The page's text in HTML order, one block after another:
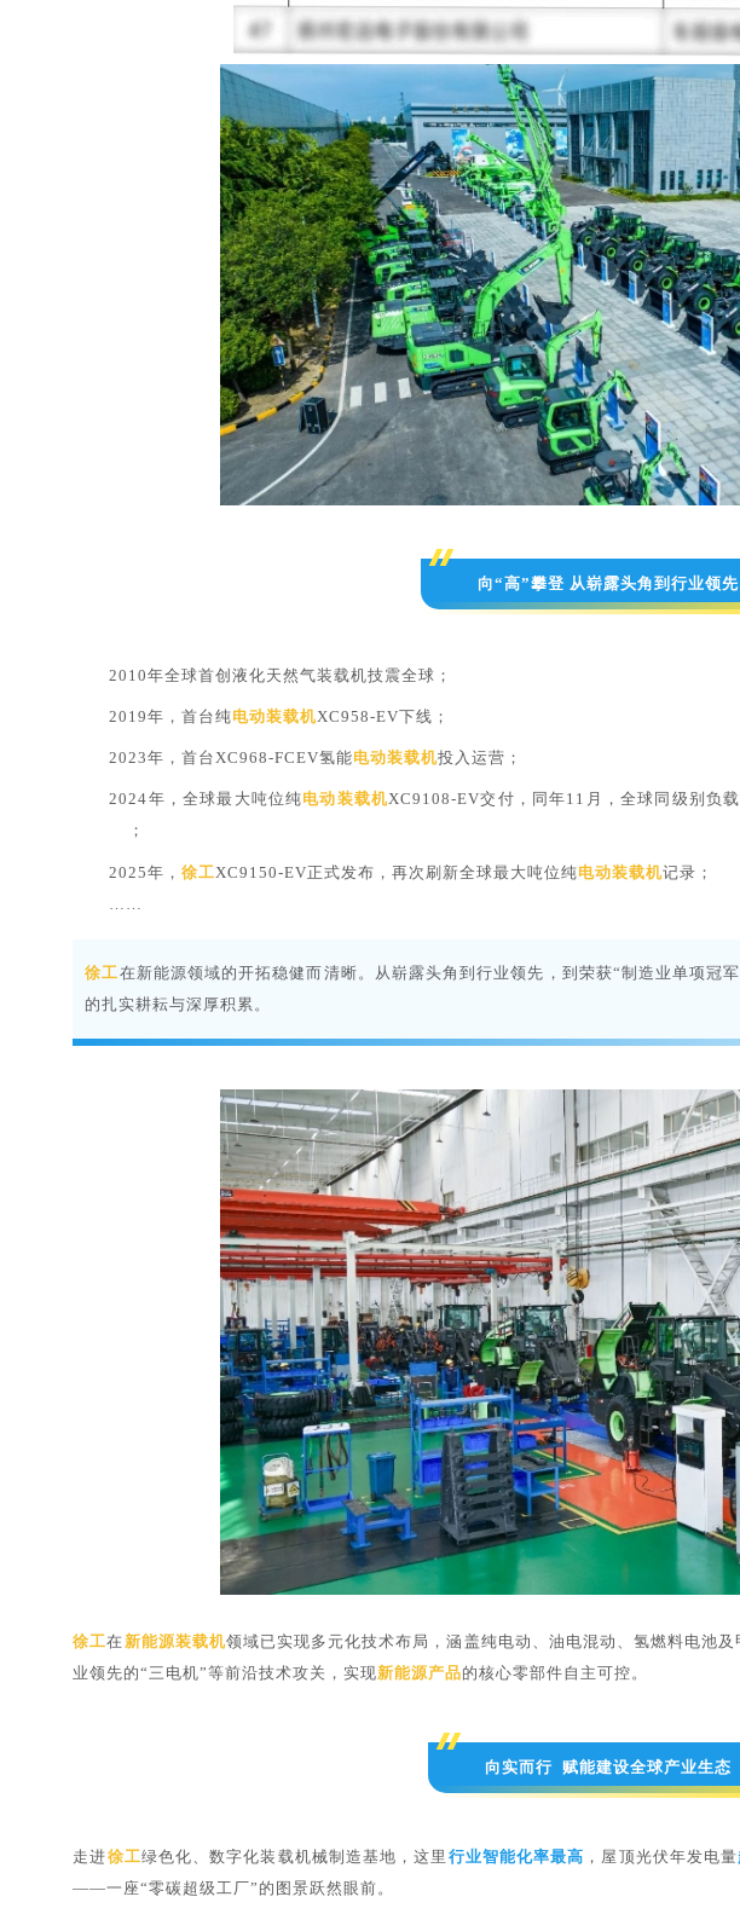
向“高”攀登 从崭露头角到行业领先
2010年全球首创液化天然气装载机技震全球；
2019年，首台纯电动装载机XC958-EV下线；
2023年，首台XC968-FCEV氢能电动装载机投入运营；
2024年，全球最大吨位纯电动装载机XC9108-EV交付，同年11月，全球同级别负
；
2025年，徐工XC9150-EV正式发布，再次刷新全球最大吨位纯电动装载机记录；
徐工在新能源领域的开拓稳健而清晰。 从崭露头角到行业领先，到荣获“制造业单项冠
的扎实耕耘与深厚积累 。
徐工在 新能源装载机领域已实现多元化技术布局，涵盖纯电动、油电混动、氢燃料电池
业领先的“三电机”等前沿技术攻关，实现新能源产品的核心零部件自主可控。
向实而行 赋能建设全球产业生态
走进徐工绿色化、数字化装载机械制造基地，这里 行业智能化率最高 ，屋顶光伏年发电量
——一座“零碳超级工厂”的图景跃然眼前。